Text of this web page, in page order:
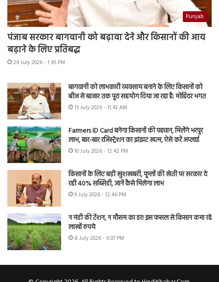
Punjab
पंजाब सरकार बागवानी को बढ़ावा देने और किसानों की आय
बढ़ाने के लिए प्रतिबद्ध
24 July 2026 - 1:45 PM
बागवानी को लाभकारी व्यवसाय बनाने के लिए किसानों को
बीज से बाजार तक पूरा सहयोग दिया जा रहा है: मोहिंदर भगत
15 July 2026 - 11:43 AM
Farmers ID Card बनेगा किसानों की पहचान, मिलेंगे भरपूर
लाभ, बार-बार रजिस्ट्रेशन का झंझट खत्म, ऐसे करें अप्लाई
10 July 2026 - 12:42 PM
किसानों के लिए बड़ी खुशखबरी, फूलों की खेती पर सरकार दे
रही 40% सब्सिडी, जानें कैसे मिलेगा लाभ
9 July 2026 - 12:46 PM
न मंडी की टेंशन, न मौसम का डर! इस फसल से किसान कमा रहे
लाखों रुपये
8 July 2026 - 6:07 PM